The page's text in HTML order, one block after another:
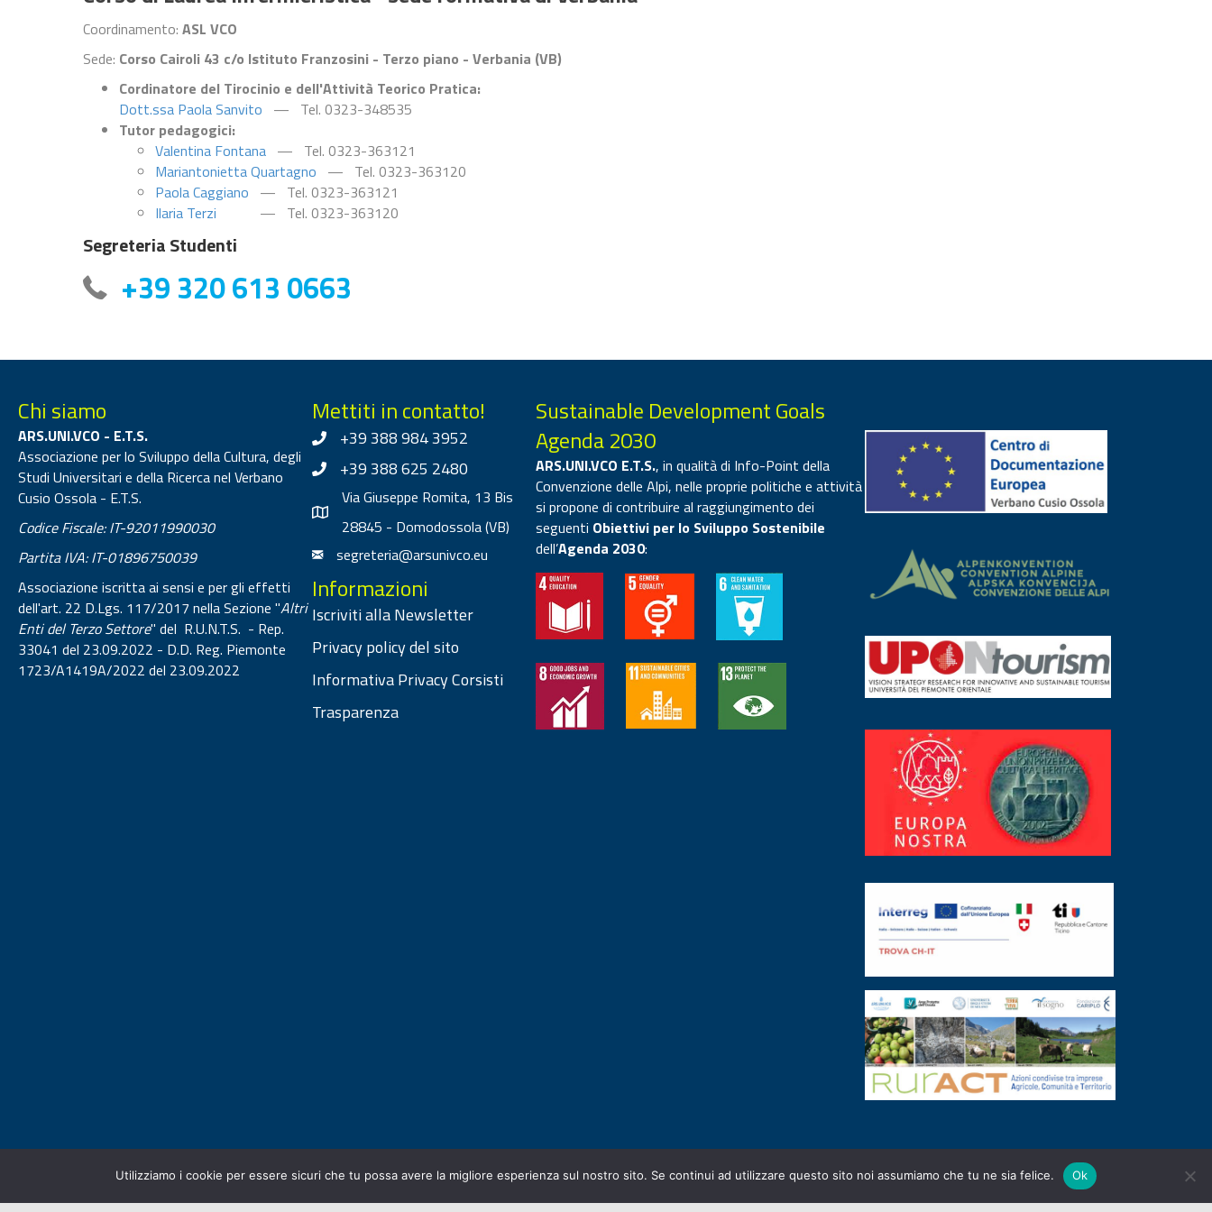
Coordinamento: ASL VCO
Sede: Corso Cairoli 43 c/o Istituto Franzosini - Terzo piano - Verbania (VB)
Cordinatore del Tirocinio e dell'Attività Teorico Pratica:
Dott.ssa Paola Sanvito — Tel. 0323-348535
Tutor pedagogici:
Valentina Fontana — Tel. 0323-363121
Mariantonietta Quartagno — Tel. 0323-363120
Paola Caggiano — Tel. 0323-363121
Ilaria Terzi — Tel. 0323-363120
Segreteria Studenti
+39 320 613 0663
Chi siamo
ARS.UNI.VCO - E.T.S.
Associazione per lo Sviluppo della Cultura, degli
Studi Universitari e della Ricerca nel Verbano
Cusio Ossola - E.T.S.
Codice Fiscale: IT-92011990030
Partita IVA: IT-01896750039
Associazione iscritta ai sensi e per gli effetti
dell'art. 22 D.Lgs. 117/2017 nella Sezione "Altri
Enti del Terzo Settore" del R.U.N.T.S. - Rep.
33041 del 23.09.2022 - D.D. Reg. Piemonte
1723/A1419A/2022 del 23.09.2022
Mettiti in contatto!
+39 388 984 3952
+39 388 625 2480
Via Giuseppe Romita, 13 Bis
28845 - Domodossola (VB)
segreteria@arsunivco.eu
Informazioni
Iscriviti alla Newsletter
Privacy policy del sito
Informativa Privacy Corsisti
Trasparenza
Sustainable Development Goals
Agenda 2030
ARS.UNI.VCO E.T.S., in qualità di Info-Point della
Convenzione delle Alpi, nelle proprie politiche e attività
si propone di contribuire al raggiungimento dei
seguenti Obiettivi per lo Sviluppo Sostenibile
dell’Agenda 2030:
Utilizziamo i cookie per essere sicuri che tu possa avere la migliore esperienza sul nostro sito. Se continui ad utilizzare questo sito noi assumiamo che tu ne sia felice. Ok